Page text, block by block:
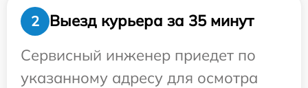
2
Выезд курьера за 35 минут
Сервисный инженер приедет по
указанному адресу для осмотра